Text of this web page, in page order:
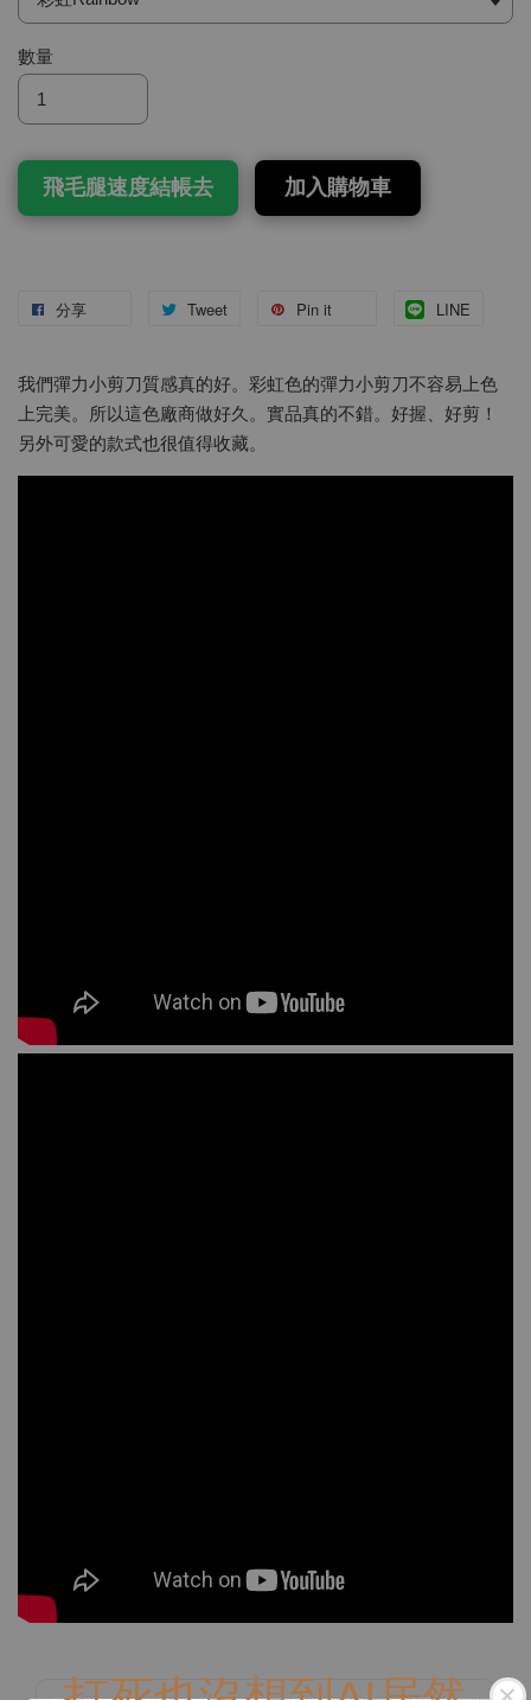
數量
飛毛腿速度結帳去 加入購物車
分享 Tweet Pin it LINE
我們彈力小剪刀質感真的好。彩虹色的彈力小剪刀不容易上色
上完美。所以這色廠商做好久。實品真的不錯。好握、好剪！
另外可愛的款式也很值得收藏。